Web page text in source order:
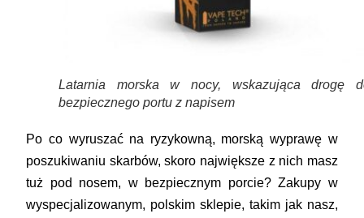
Latarnia morska w nocy, wskazująca drogę
bezpiecznego portu z napisem
Po co wyruszać na ryzykowną, morską wyprawę w
poszukiwaniu skarbów, skoro największe z nich masz
tuż pod nosem, w bezpiecznym porcie? Zakupy w
wyspecjalizowanym, polskim sklepie, takim jak nasz,